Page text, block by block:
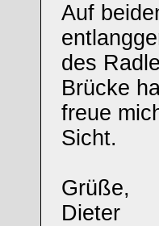
Auf
des
Brücke
freue
Sicht.
Grüße,
Dieter